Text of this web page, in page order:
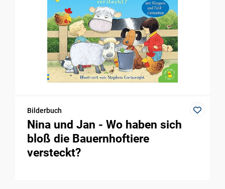
Bilderbuch
Nina und Jan - Wo haben sich
bloß die Bauernhoftiere
versteckt?